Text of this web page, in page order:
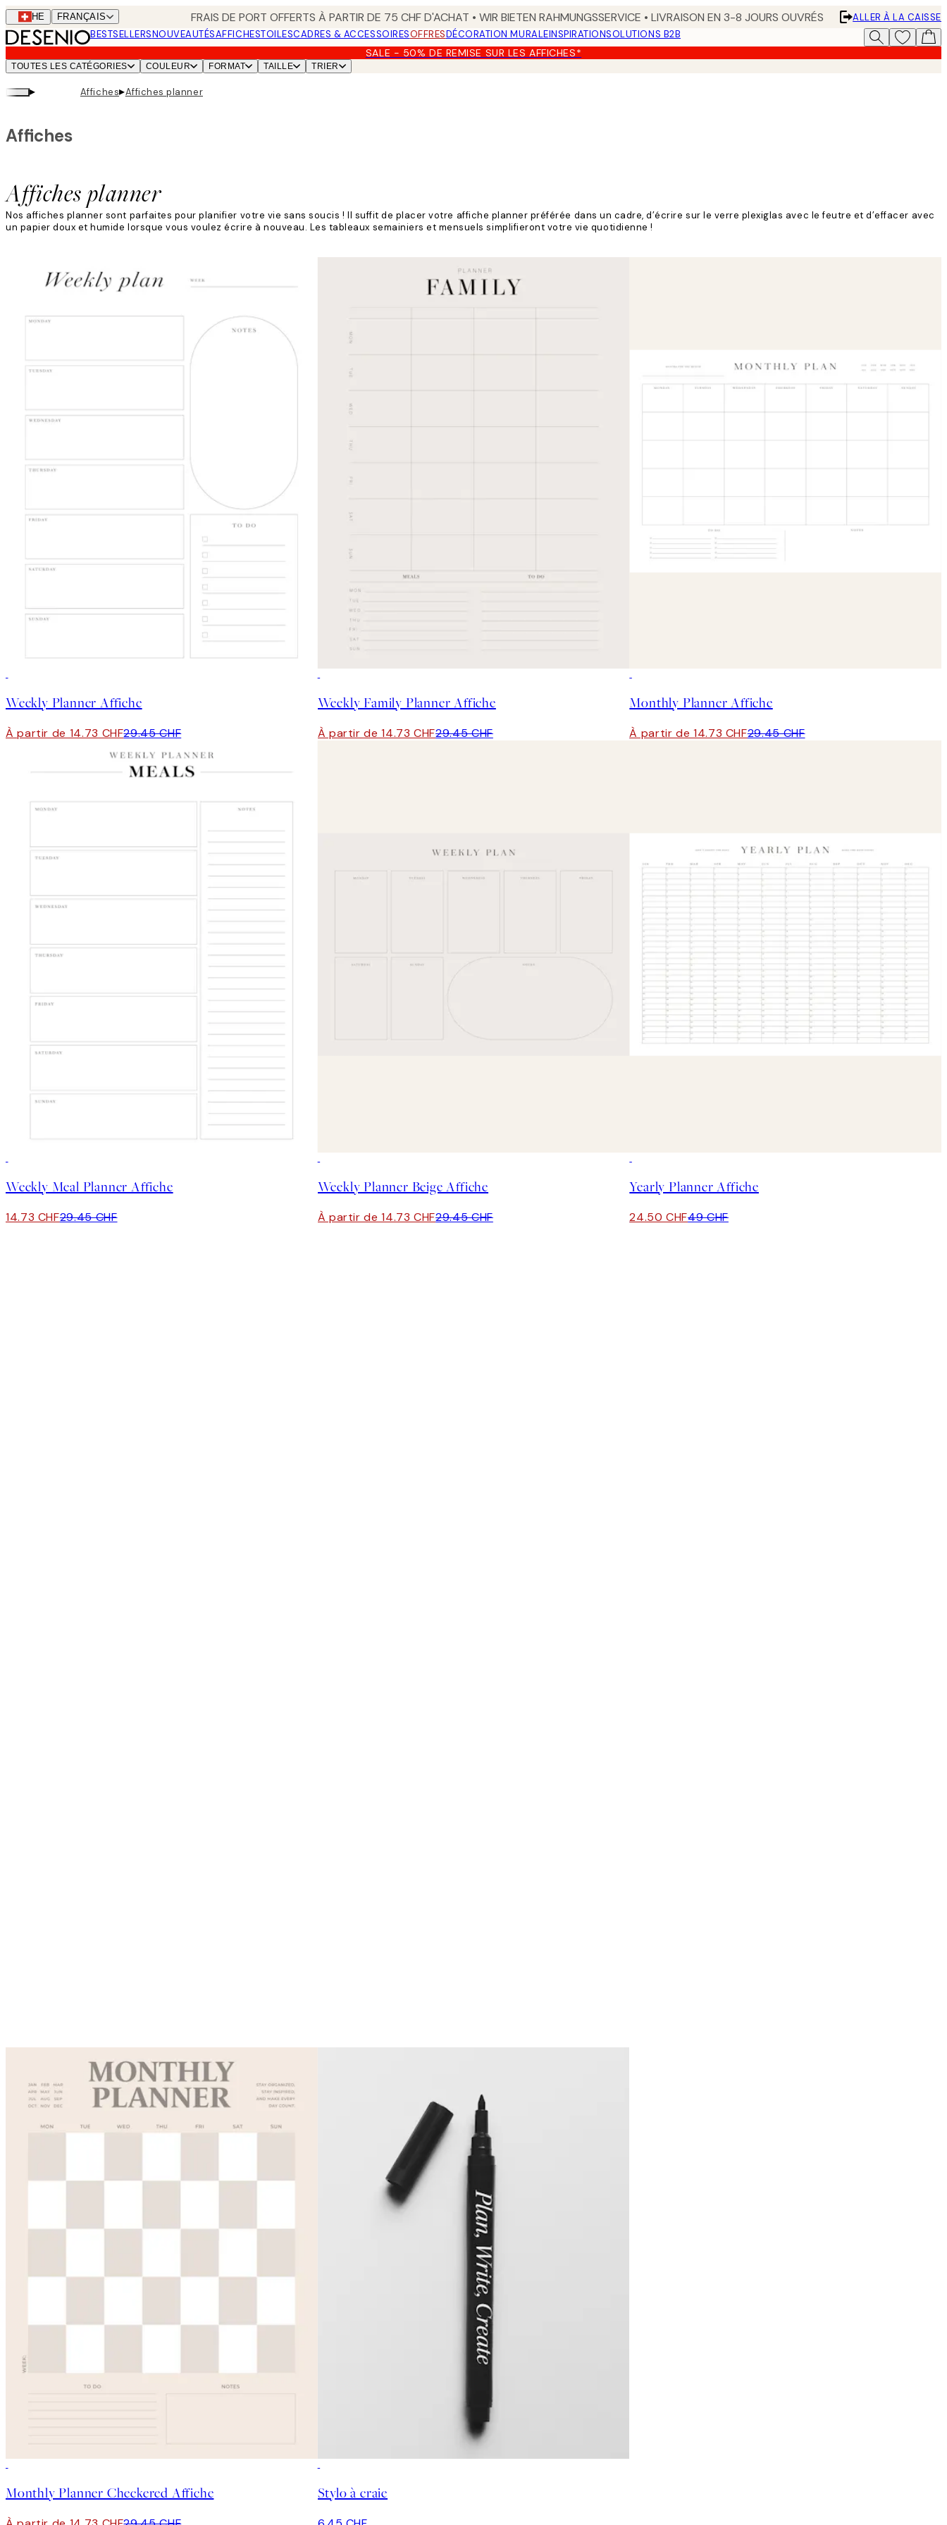
Skip
to
main
content.
CHE FRANÇAIS FRAIS DE PORT OFFERTS À PARTIR DE 75 CHF D'ACHAT • WIR BIETEN RAHMUNGSSERVICE • LIVRAISON EN 3-8 JOURS OUVRÉS
ALLER À LA CAISSE
BESTSELLERSNOUVEAUTÉSAFFICHESTOILESCADRES & ACCESSOIRESOFFRESDÉCORATION MURALEINSPIRATIONSOLUTIONS B2B
SALE - 50% DE REMISE SUR LES AFFICHES*
TOUTES LES CATÉGORIES COULEUR FORMAT TAILLE TRIER
▸ Affiches▸Affiches planner
Affiches planner
Affiches
Nos affiches planner sont parfaites pour planifier votre vie sans soucis ! Il suffit de placer votre affiche planner préférée dans un cadre, d’écrire sur le verre plexiglas avec le feutre et d’effacer avec
un papier doux et humide lorsque vous voulez écrire à nouveau. Les tableaux semainiers et mensuels simplifieront votre vie quotidienne !
Weekly Planner Affiche
À partir de 14.73 CHF29.45 CHF
Weekly Family Planner Affiche
À partir de 14.73 CHF29.45 CHF
Monthly Planner Affiche
À partir de 14.73 CHF29.45 CHF
Weekly Meal Planner Affiche
14.73 CHF29.45 CHF
Weekly Planner Beige Affiche
À partir de 14.73 CHF29.45 CHF
Yearly Planner Affiche
24.50 CHF49 CHF
Monthly Planner Checkered Affiche Stylo à craie